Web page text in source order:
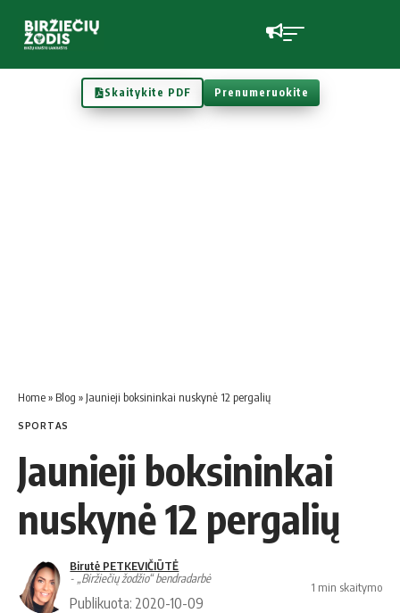
Skaitykite PDF Prenumeruokite
Home» Blog » Jaunieji boksininkai nuskynė 12 pergalių
SPORTAS
Jaunieji boksininkai
nuskynė 12 pergalių
Birutė PETKEVIČIŪTĖ
- „Biržiečių žodžio“ bendradarbė
Publikuota: 2020-10-09
1 min skaitymo